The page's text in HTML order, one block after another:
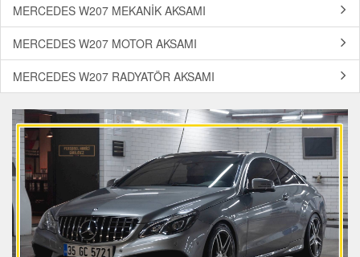
MERCEDES W207 MEKANİK AKSAMI
MERCEDES W207 MOTOR AKSAMI
MERCEDES W207 RADYATÖR AKSAMI